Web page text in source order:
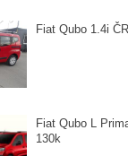
Fiat Qubo 1.4i
Fiat Qubo L
130k